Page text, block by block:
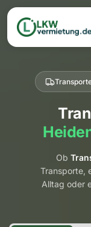
Ob
Transporte,
Alltag oder